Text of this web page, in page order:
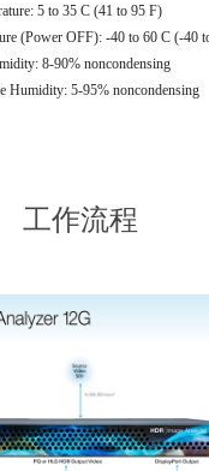
5 to 35 C (41 to 95 F)
(Power OFF): -40 to 60 C (-40
8-90% noncondensing
Humidity: 5-95% noncondensing
工作流程